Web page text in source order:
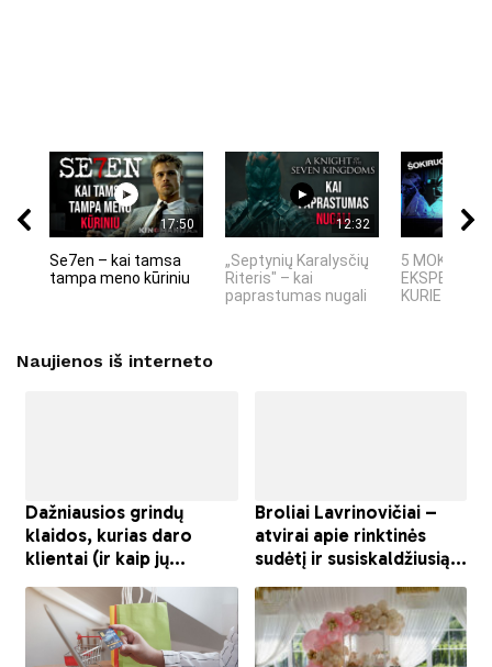
17:50
Se7en – kai tamsa
tampa meno kūriniu
12:32
„Septynių Karalysčių
Riteris" – kai
paprastumas nugali
5 MOKSLINIAI
KURIE
Naujienos iš interneto